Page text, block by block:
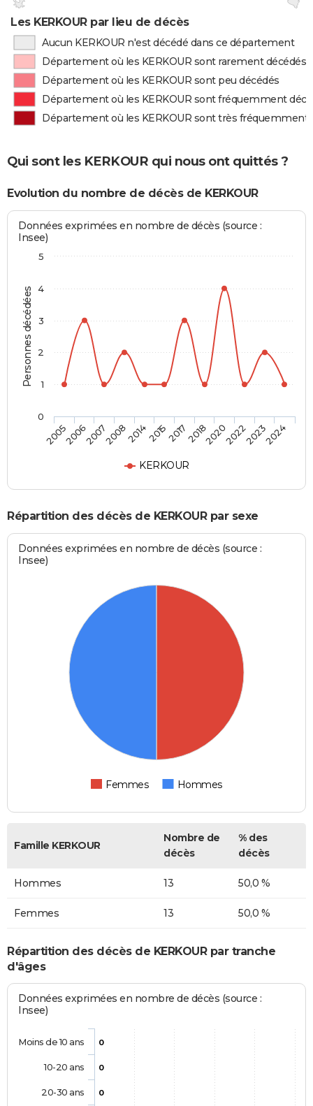
Les KERKOUR par lieu de décès
Aucun KERKOUR n'est décédé dans ce département
Département où les KERKOUR sont rarement décédés
Département où les KERKOUR sont peu décédés
Département où les KERKOUR sont fréquemment
Département où les KERKOUR sont très fréquemment
Qui sont les KERKOUR qui nous ont quittés ?
Evolution du nombre de décès de KERKOUR
Personnes décédées
Données exprimées en nombre de décès (source :
Insee)
KERKOUR
200520062007200820142015201720182020202220232024
0
1
2
3
4
5
Répartition des décès de KERKOUR par sexe
Données exprimées en nombre de décès (source :
Insee)
Femmes Hommes
Famille KERKOUR
Nombre de
décès
% des
décès
Hommes 13 50,0 %
Femmes 13 50,0 %
Répartition des décès de KERKOUR par tranche
d'âges
Données exprimées en nombre de décès (source :
Insee)
0
0
0
Moins de 10 ans
10-20 ans
20-30 ans